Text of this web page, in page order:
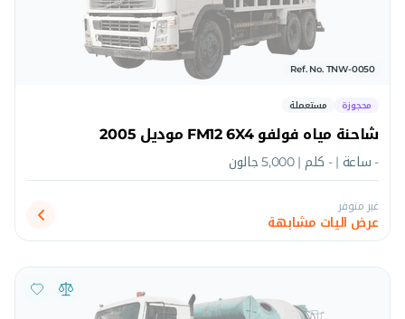
Ref. No. TNW-0050
محجوزة
مستعملة
شاحنة مياه فولفو FM12 6X4 موديل 2005
- ساعة | - كلم | 5,000 جالون
غير متوفر
عرض اليات مشابهة